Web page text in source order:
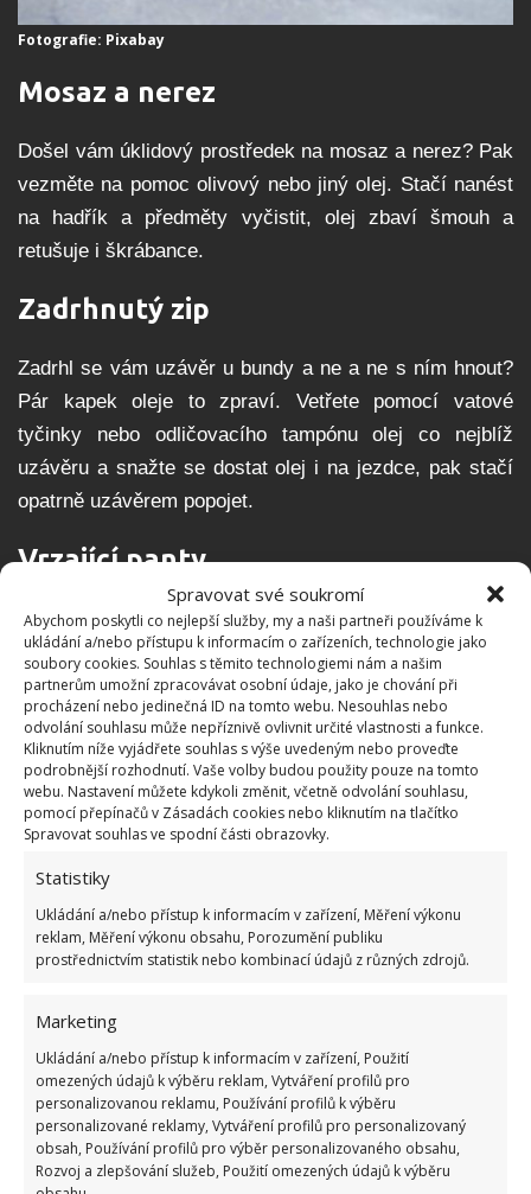
Spravovat své soukromí
Abychom poskytli co nejlepší služby, my a naši partneři používáme k
ukládání a/nebo přístupu k informacím o zařízeních, technologie jako
soubory cookies. Souhlas s těmito technologiemi nám a našim
partnerům umožní zpracovávat osobní údaje, jako je chování při
procházení nebo jedinečná ID na tomto webu. Nesouhlas nebo
odvolání souhlasu může nepříznivě ovlivnit určité vlastnosti a funkce.
Kliknutím níže vyjádřete souhlas s výše uvedeným nebo proveďte
podrobnější rozhodnutí. Vaše volby budou použity pouze na tomto
webu. Nastavení můžete kdykoli změnit, včetně odvolání souhlasu,
pomocí přepínačů v Zásadách cookies nebo kliknutím na tlačítko
Spravovat souhlas ve spodní části obrazovky.
Statistiky
Ukládání a/nebo přístup k informacím v zařízení, Měření výkonu
reklam, Měření výkonu obsahu, Porozumění publiku
prostřednictvím statistik nebo kombinací údajů z různých zdrojů.
Marketing
Ukládání a/nebo přístup k informacím v zařízení, Použití
omezených údajů k výběru reklam, Vytváření profilů pro
personalizovanou reklamu, Používání profilů k výběru
personalizované reklamy, Vytváření profilů pro personalizovaný
obsah, Používání profilů pro výběr personalizovaného obsahu,
Rozvoj a zlepšování služeb, Použití omezených údajů k výběru
Fotografie: Pixabay
Mosaz a nerez
Došel vám úklidový prostředek na mosaz a nerez? Pak
vezměte na pomoc olivový nebo jiný olej. Stačí nanést
na hadřík a předměty vyčistit, olej zbaví šmouh a
retušuje i škrábance.
Zadrhnutý zip
Zadrhl se vám uzávěr u bundy a ne a ne s ním hnout?
Pár kapek oleje to zpraví. Vetřete pomocí vatové
tyčinky nebo odličovacího tampónu olej co nejblíž
uzávěru a snažte se dostat olej i na jezdce, pak stačí
opatrně uzávěrem popojet.
Vrzající panty
Vrzají vám dvířka od nábytku či dokonce vchodové
dveře? Pak je pomoc snadná. Nakapejte trochu
olivového oleje (může být i jiný) do pantu a několikrát
dveře otevřete a zavřete, aby se olej dostal na ta
správná místa. Podle potřeby ještě kápněte trochu oleje
a máte klid.
Fotografie: Pixabay